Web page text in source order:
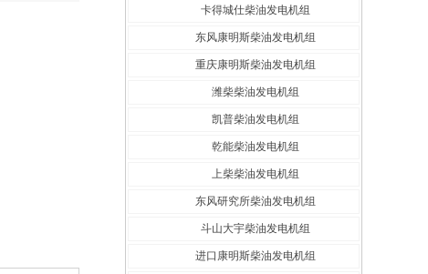
卡得城仕柴油发电机组
东风康明斯柴油发电机组
重庆康明斯柴油发电机组
潍柴柴油发电机组
凯普柴油发电机组
乾能柴油发电机组
上柴柴油发电机组
东风研究所柴油发电机组
斗山大宇柴油发电机组
进口康明斯柴油发电机组